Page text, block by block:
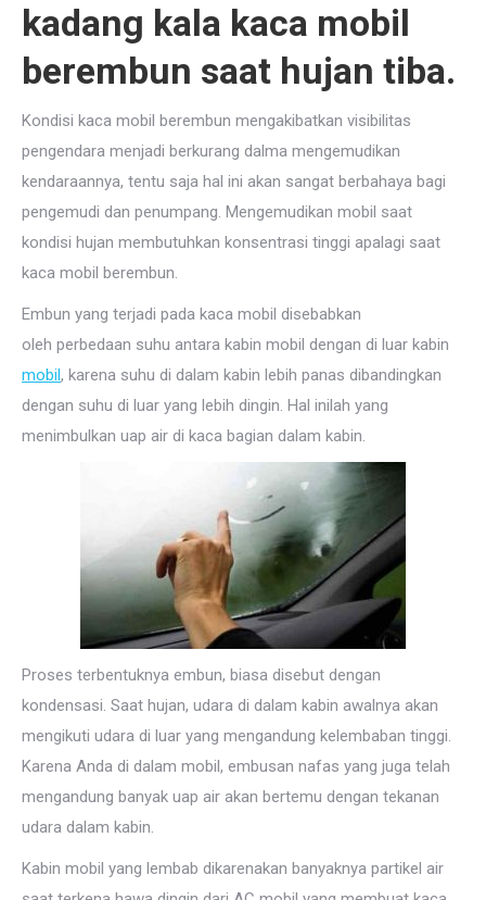
kadang kala kaca mobil
berembun saat hujan tiba.
Kondisi kaca mobil berembun mengakibatkan visibilitas
pengendara menjadi berkurang dalma mengemudikan
kendaraannya, tentu saja hal ini akan sangat berbahaya bagi
pengemudi dan penumpang. Mengemudikan mobil saat
kondisi hujan membutuhkan konsentrasi tinggi apalagi saat
kaca mobil berembun.
Embun yang terjadi pada kaca mobil disebabkan
oleh perbedaan suhu antara kabin mobil dengan di luar kabin
mobil, karena suhu di dalam kabin lebih panas dibandingkan
dengan suhu di luar yang lebih dingin. Hal inilah yang
menimbulkan uap air di kaca bagian dalam kabin.
Proses terbentuknya embun, biasa disebut dengan
kondensasi. Saat hujan, udara di dalam kabin awalnya akan
mengikuti udara di luar yang mengandung kelembaban tinggi.
Karena Anda di dalam mobil, embusan nafas yang juga telah
mengandung banyak uap air akan bertemu dengan tekanan
udara dalam kabin.
Kabin mobil yang lembab dikarenakan banyaknya partikel air